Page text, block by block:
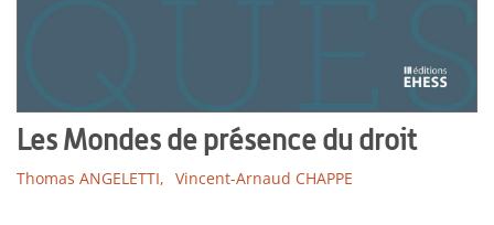
Les Mondes de présence du droit
Thomas ANGELETTI, Vincent-Arnaud CHAPPE